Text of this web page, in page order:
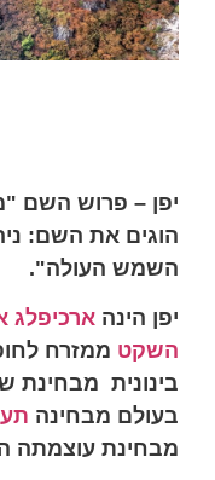
יפן – פרוש השם
הוגים את השם:
השמש העולה".
יפן הינה ארכיפלג
השקט ממזרח
בינונית מבחינת
בעולם מבחינה
מבחינת עוצמתה